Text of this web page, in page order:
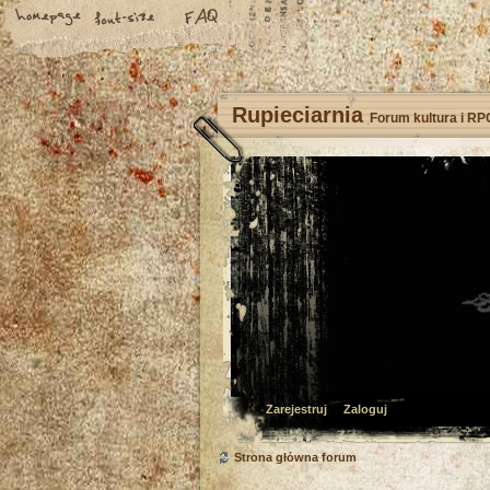
Rupieciarnia Forum kultura i
Zarejestruj Zaloguj
Strona główna forum